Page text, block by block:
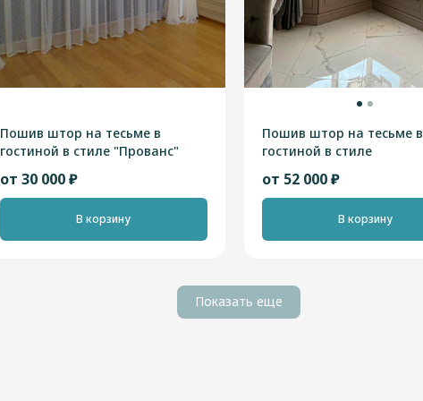
Пошив штор на тесьме в
гостиной в стиле "Прованс"
от 30 000 ₽
В корзину
Пошив штор на тесьме в
гостиной в стиле
от 52 000 ₽
В корзину
Показать еще